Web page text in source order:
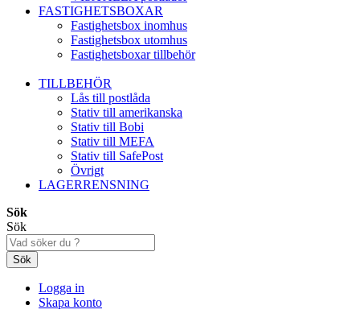
FASTIGHETSBOXAR
Fastighetsbox inomhus
Fastighetsbox utomhus
Fastighetsboxar tillbehör
TILLBEHÖR
Lås till postlåda
Stativ till amerikanska
Stativ till Bobi
Stativ till MEFA
Stativ till SafePost
Övrigt
LAGERRENSNING
Sök
Sök
Sök
Logga in
Skapa konto